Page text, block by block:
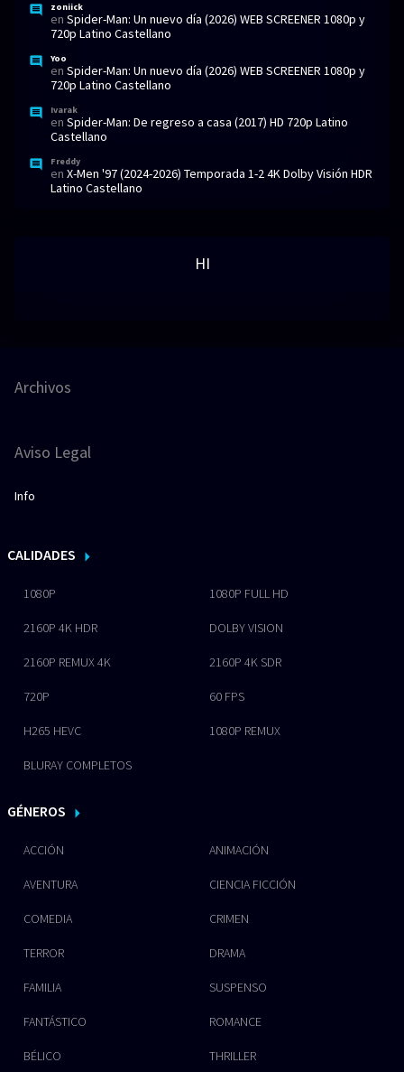
zoniick
en Spider-Man: Un nuevo día (2026) WEB SCREENER 1080p y
720p Latino Castellano
Yoo
en Spider-Man: Un nuevo día (2026) WEB SCREENER 1080p y
720p Latino Castellano
Ivarak
en Spider-Man: De regreso a casa (2017) HD 720p Latino
Castellano
Freddy
en X-Men '97 (2024-2026) Temporada 1-2 4K Dolby Visión HDR
Latino Castellano
HI
Archivos
Aviso Legal
Info
CALIDADES
1080P 1080P FULL HD
2160P 4K HDR DOLBY VISION
2160P REMUX 4K 2160P 4K SDR
720P 60 FPS
H265 HEVC 1080P REMUX
BLURAY COMPLETOS
GÉNEROS
ACCIÓN ANIMACIÓN
AVENTURA CIENCIA FICCIÓN
COMEDIA CRIMEN
TERROR DRAMA
FAMILIA SUSPENSO
FANTÁSTICO ROMANCE
BÉLICO THRILLER